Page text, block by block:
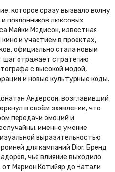
которое сразу вызвало волну
поклонников люксовых
Майки Мэдисон, известная
и участием в проектах,
официально стала новым
шаг отражает стратегию
с высокой модой,
и новые культурные коды.
Андерсон, возглавивший
в своём заявлении, что
передачи эмоций и
именно умение
выразительностью
для кампаний Dior. Бренд
чьё влияние выходило
Марион Котийяр до Натали